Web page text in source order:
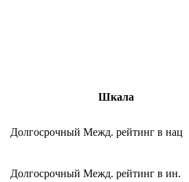
Шкала
Долгосрочный Межд. рейтинг в нац.
Долгосрочный Межд. рейтинг в ин.